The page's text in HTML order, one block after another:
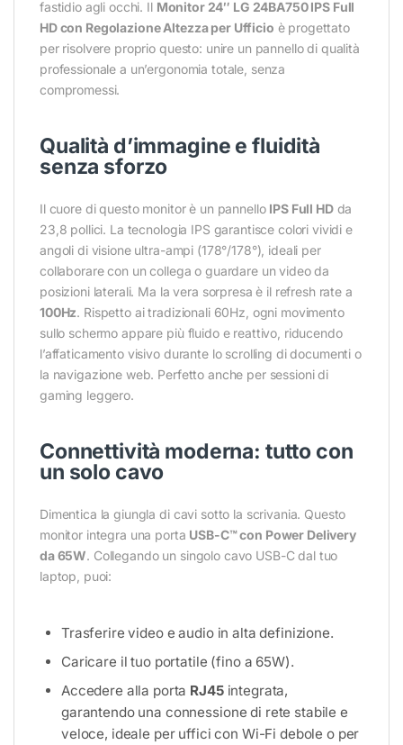
fastidio agli occhi. Il Monitor 24″ LG 24BA750 IPS Full
HD con Regolazione Altezza per Ufficio è progettato
per risolvere proprio questo: unire un pannello di qualità
professionale a un’ergonomia totale, senza
compromessi.
Qualità d’immagine e fluidità
senza sforzo
Il cuore di questo monitor è un pannello IPS Full HDda
23,8 pollici. La tecnologia IPS garantisce colori vividi e
angoli di visione ultra-ampi (178°/178°), ideali per
collaborare con un collega o guardare un video da
posizioni laterali. Ma la vera sorpresa è il refresh rate a
100Hz. Rispetto ai tradizionali 60Hz, ogni movimento
sullo schermo appare più fluido e reattivo, riducendo
l’affaticamento visivo durante lo scrolling di documenti o
la navigazione web. Perfetto anche per sessioni di
gaming leggero.
Connettività moderna: tutto con
un solo cavo
Dimentica la giungla di cavi sotto la scrivania. Questo
monitor integra una porta USB-C™ con Power Delivery
da 65W. Collegando un singolo cavo USB-C dal tuo
laptop, puoi:
Trasferire video e audio in alta definizione.
Caricare il tuo portatile (fino a 65W).
Accedere alla porta RJ45integrata,
garantendo una connessione di rete stabile e
veloce, ideale per uffici con Wi-Fi debole o per